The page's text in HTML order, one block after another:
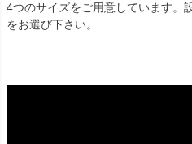
4つのサイズをご用意しています。
をお選び下さい。